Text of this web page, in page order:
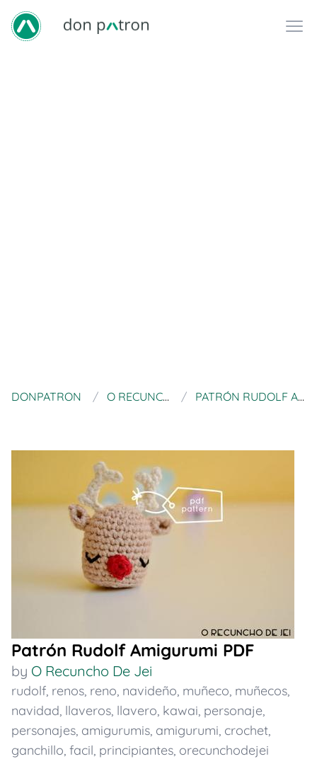
DONPATRON O RECUNCHO DE JEI PATRÓN RUDOLF AMIGURUMI PDF
Patrón Rudolf Amigurumi PDF
by O Recuncho De Jei
rudolf, renos, reno, navideño, muñeco, muñecos,
navidad, llaveros, llavero, kawai, personaje,
personajes, amigurumis, amigurumi, crochet,
ganchillo, facil, principiantes, orecunchodejei